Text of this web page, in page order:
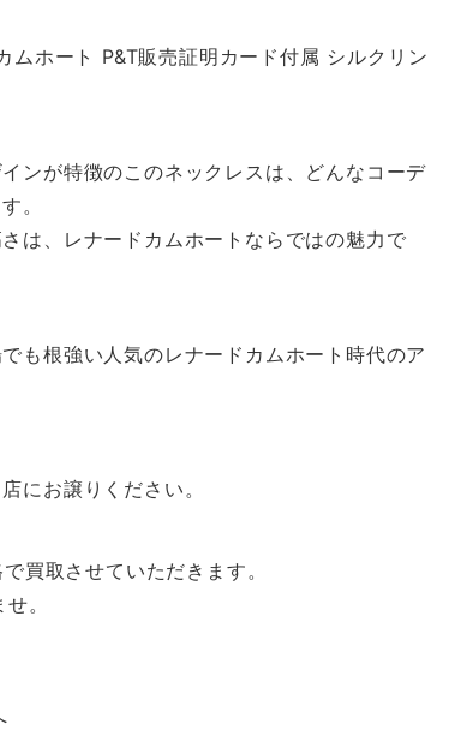
ムホート P&T販売証明カード付属 シルクリン
ンが特徴のこのネックレスは、どんなコーデ
。
は、レナードカムホートならではの魅力で
も根強い人気のレナードカムホート時代のア
にお譲りください。
買取させていただきます。
。